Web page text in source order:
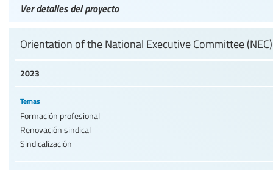
Ver detalles del proyecto
2023
Orientation of the National Executive Committee (NEC)
Temas
Formación profesional
Renovación sindical
Sindicalización